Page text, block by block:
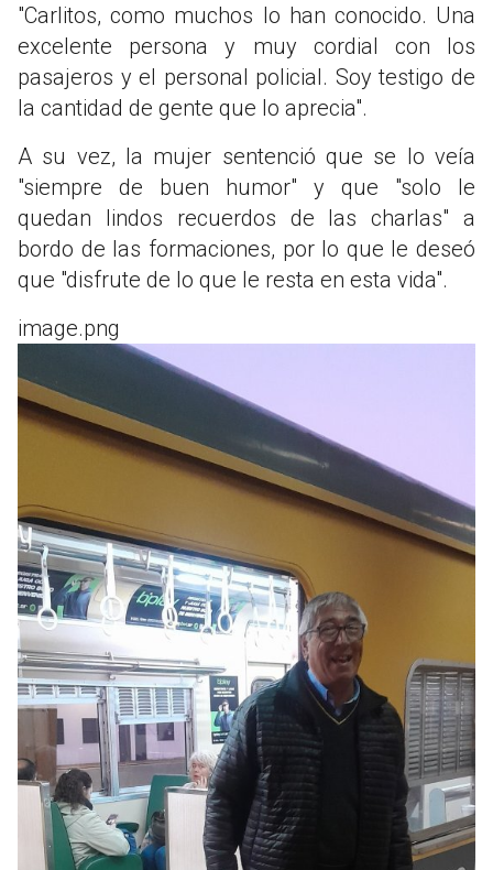
"Carlitos, como muchos lo han conocido. Una
excelente persona y muy cordial con los
pasajeros y el personal policial. Soy testigo de
la cantidad de gente que lo aprecia".
A su vez, la mujer sentenció que se lo veía
"siempre de buen humor" y que "solo le
quedan lindos recuerdos de las charlas" a
bordo de las formaciones, por lo que le deseó
que "disfrute de lo que le resta en esta vida".
image.png